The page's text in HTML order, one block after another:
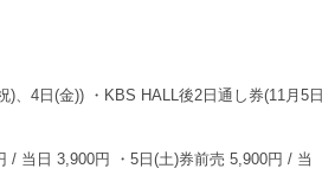
)、4日(金)) ・KBS HALL後2日通し券(11月5日
/ 当日 3,900円 ・5日(土)券前売 5,900円 / 当